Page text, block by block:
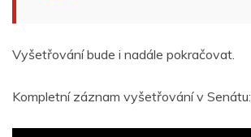
Vyšetřování bude i nadále pokračovat.
Kompletní záznam vyšetřování v Senátu: